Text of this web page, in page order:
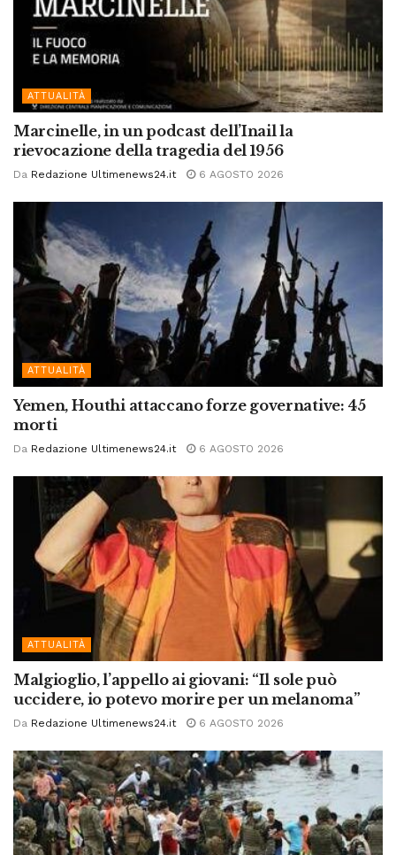
ATTUALITÀ
Marcinelle, in un podcast dell’Inail la
rievocazione della tragedia del 1956
Da Redazione Ultimenews24.it 6 AGOSTO 2026
ATTUALITÀ
Yemen, Houthi attaccano forze governative: 45
morti
Da Redazione Ultimenews24.it 6 AGOSTO 2026
ATTUALITÀ
Malgioglio, l’appello ai giovani: “Il sole può
uccidere, io potevo morire per un melanoma”
Da Redazione Ultimenews24.it 6 AGOSTO 2026